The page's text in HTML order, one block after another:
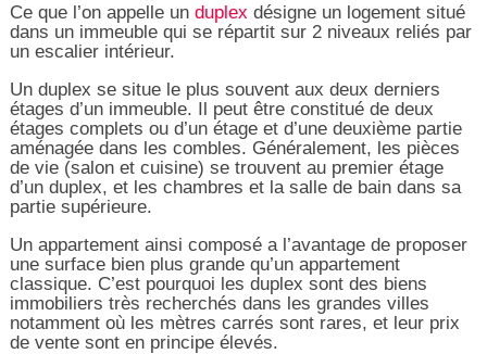
Ce que l’on appelle un duplex désigne un logement situé
dans un immeuble qui se répartit sur 2 niveaux reliés par
un escalier intérieur.
Un duplex se situe le plus souvent aux deux derniers
étages d’un immeuble. Il peut être constitué de deux
étages complets ou d’un étage et d’une deuxième partie
aménagée dans les combles. Généralement, les pièces
de vie (salon et cuisine) se trouvent au premier étage
d’un duplex, et les chambres et la salle de bain dans sa
partie supérieure.
Un appartement ainsi composé a l’avantage de proposer
une surface bien plus grande qu’un appartement
classique. C’est pourquoi les duplex sont des biens
immobiliers très recherchés dans les grandes villes
notamment où les mètres carrés sont rares, et leur prix
de vente sont en principe élevés.